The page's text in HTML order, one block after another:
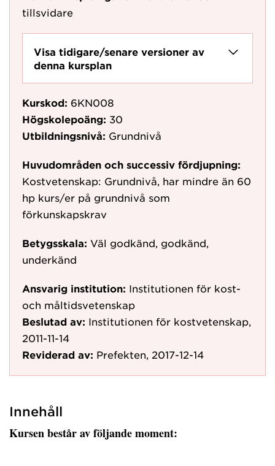
tillsvidare
Visa tidigare/senare versioner av
denna kursplan
Kurskod: 6KN008
Högskolepoäng: 30
Utbildningsnivå: Grundnivå
Huvudområden och successiv fördjupning:
Kostvetenskap: Grundnivå, har mindre än 60
hp kurs/er på grundnivå som
förkunskapskrav
Betygsskala: Väl godkänd, godkänd,
underkänd
Ansvarig institution: Institutionen för kost-
och måltidsvetenskap
Beslutad av: Institutionen för kostvetenskap,
2011-11-14
Reviderad av: Prefekten, 2017-12-14
Innehåll
Kursen består av följande moment: